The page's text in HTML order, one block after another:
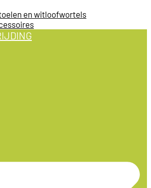
en witloofwortels